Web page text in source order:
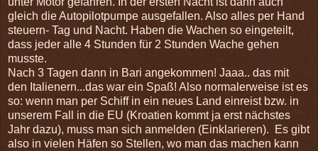
gleich die Autopilotpumpe ausgefallen. Also alles per Hand
steuern- Tag und Nacht. Haben die Wachen so eingeteilt,
dass jeder alle 4 Stunden für 2 Stunden Wache gehen
musste.
Nach 3 Tagen dann in Bari angekommen! Jaaa.. das mit
den Italienern...das war ein Spaß! Also normalerweise ist es
so: wenn man per Schiff in ein neues Land einreist bzw. in
unserem Fall in die EU (Kroatien kommt ja erst nächstes
Jahr dazu), muss man sich anmelden (Einklarieren). Es gibt
also in vielen Häfen so Stellen, wo man das machen kann